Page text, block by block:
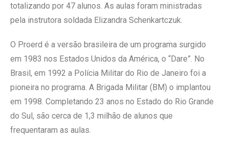
totalizando por 47 alunos. As aulas foram ministradas
pela instrutora soldada Elizandra Schenkartczuk.
O Proerd é a versão brasileira de um programa surgido
em 1983 nos Estados Unidos da América, o “Dare”. No
Brasil, em 1992 a Polícia Militar do Rio de Janeiro foi a
pioneira no programa. A Brigada Militar (BM) o implantou
em 1998. Completando 23 anos no Estado do Rio Grande
do Sul, são cerca de 1,3 milhão de alunos que
frequentaram as aulas.